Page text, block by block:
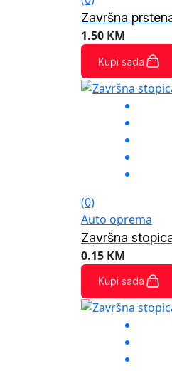
Završna
1.50 KM
Kupi sada
(0)
Auto oprema
Završna
0.15 KM
Kupi sada